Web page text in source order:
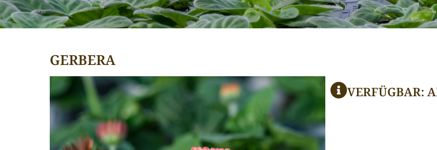
GERBERA
VERFÜGBAR: